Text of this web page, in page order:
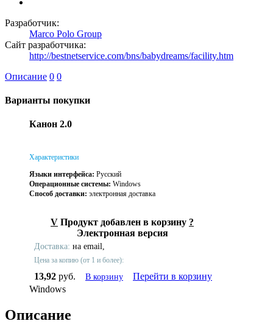
Разработчик:
Marco Polo Group
Сайт разработчика:
http://bestnetservice.com/bns/babydreams/facility.htm
Описание 0 0
Варианты покупки
Канон 2.0
Характеристики
Языки интерфейса: Русский
Операционные системы: Windows
Способ доставки: электронная доставка
V Продукт добавлен в корзину ?
Электронная версия
Доставка: на email,
Цена за копию (от 1 и более):
13,92 руб. В корзину
Перейти в корзину
Windows
Описание